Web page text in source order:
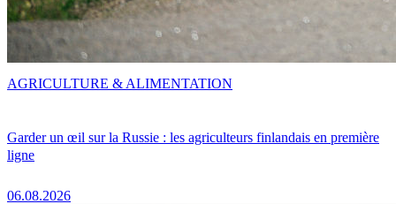
Garder un œil sur la Russie : les agriculteurs finlandais en première
ligne
06.08.2026
AGRICULTURE & ALIMENTATION